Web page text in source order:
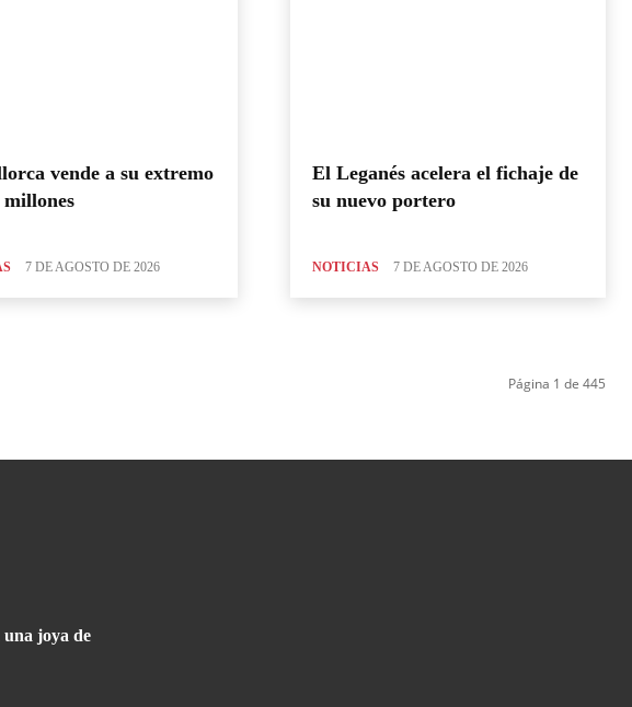
vende a su extremo
7 DE AGOSTO DE 2026
El Leganés acelera el fichaje de
su nuevo portero
NOTICIAS 7 DE AGOSTO DE 2026
Página 1 de 445
joya de